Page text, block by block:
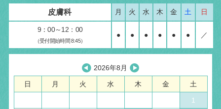
皮膚科 月 火 水 木 金 土 日
9：00～12：00
（受付開始時間 8:45）
● ● ● ● ● ● ／
2026年8月
日 月 火 水 木 金 土
1